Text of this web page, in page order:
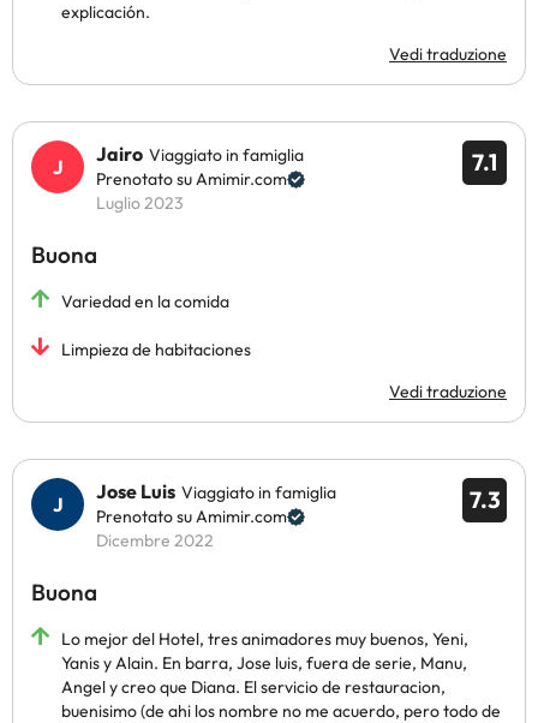
explicación.
Vedi traduzione
7.1
Jairo Viaggiato in famiglia
Prenotato su Amimir.com
Luglio 2023
Buona
Variedad en la comida
Limpieza de habitaciones
Vedi traduzione
7.3
Jose Luis Viaggiato in famiglia
Prenotato su Amimir.com
Dicembre 2022
Buona
Lo mejor del Hotel, tres animadores muy buenos, Yeni,
Yanis y Alain. En barra, Jose luis, fuera de serie, Manu,
Angel y creo que Diana. El servicio de restauracion,
buenisimo (de ahi los nombre no me acuerdo, pero todo de